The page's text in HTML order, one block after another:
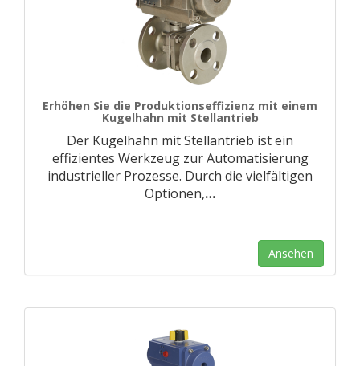
Erhöhen Sie die Produktionseffizienz mit einem
Kugelhahn mit Stellantrieb
Der Kugelhahn mit Stellantrieb ist ein
effizientes Werkzeug zur Automatisierung
industrieller Prozesse. Durch die vielfältigen
Optionen,…
Ansehen